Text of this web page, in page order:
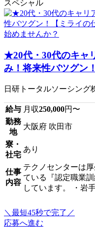
スペシャル
★20代・30代のキャ
み！将来性バツグン
日研トータルソーシン
給与 月収250,000円〜
勤務
地
大阪府 吹田市
寮・
社宅
あり
仕事
内容
テクノセンターは
ている『認定職業
しています。 ・岩
＼最短45秒で完了／
応募へ進む